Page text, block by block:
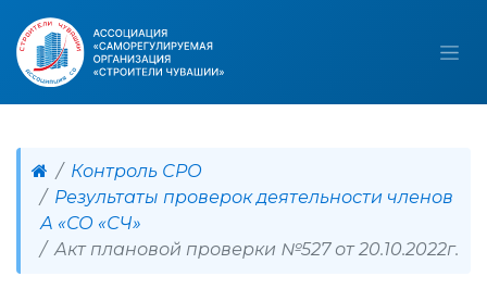
Контроль СРО
Результаты проверок деятельности членов
А «СО «СЧ»
Акт плановой проверки №527 от 20.10.2022г.